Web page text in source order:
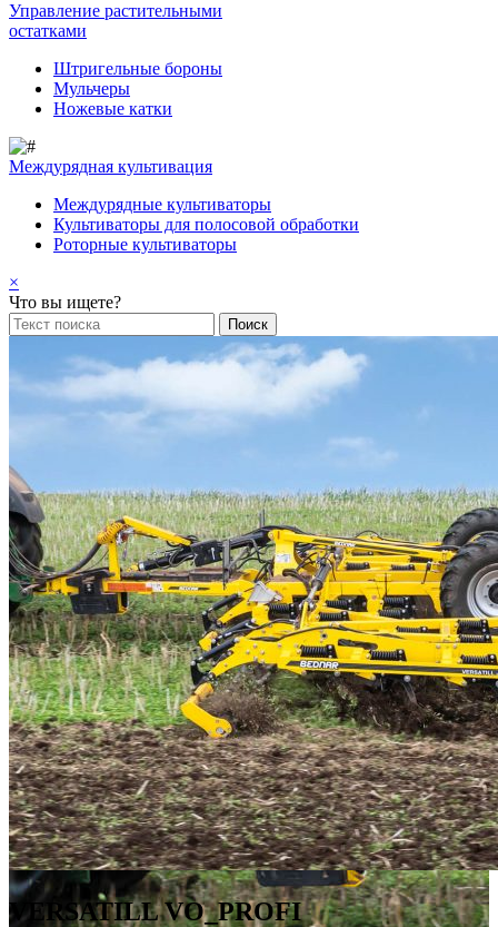
Управление растительными
остатками
Штригельные бороны
Мульчеры
Ножевые катки
Междурядная культивация
Междурядные культиваторы
Культиваторы для полосовой обработки
Роторные культиваторы
×
Что вы ищете?
VERSATILL VO_PROFI